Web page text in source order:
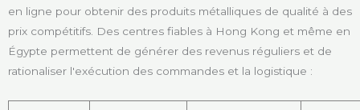
en ligne pour obtenir des produits métalliques de qualité à des
prix compétitifs. Des centres fiables à Hong Kong et même en
Égypte permettent de générer des revenus réguliers et de
rationaliser l'exécution des commandes et la logistique :